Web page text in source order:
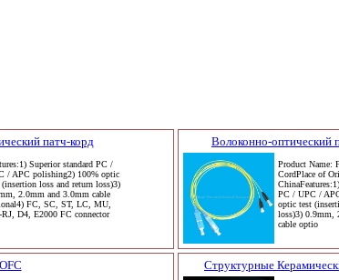
патч-корд
Superior standard PC /
/ APC polishing2) 100% optic
(insertion loss and return loss)3)
2.0mm and 3.0mm cable
FC, SC, ST, LC, MU,
D4, E2000 FC connector
Волоконно-оптический
Product Name:
CordPlace of
PC / UPC /
optic test
loss)3) 0.9mm,
cable optio
Структурные